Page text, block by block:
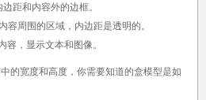
距和内容外的边框。
容周围的区域，内边距是透明的。
容，显示文本和图像。
的宽度和高度，你需要知道的盒模型是如